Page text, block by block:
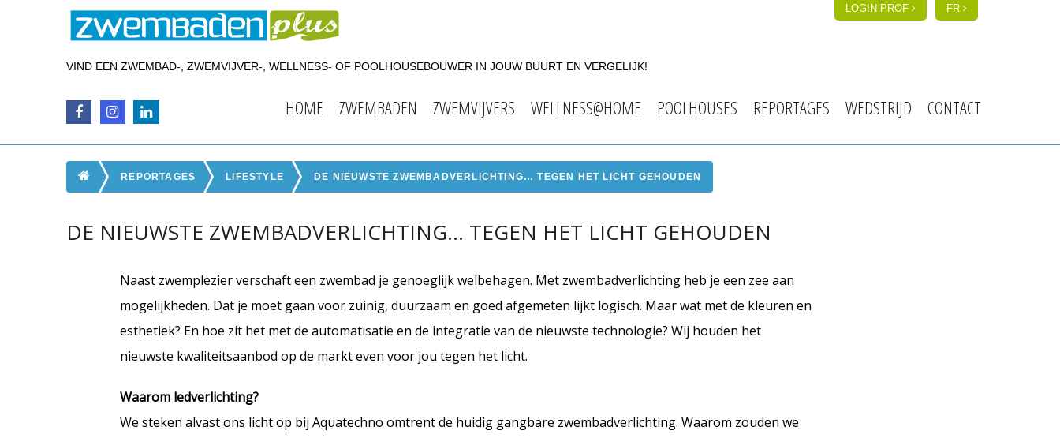
LOGIN PROF FR
VIND EEN ZWEMBAD-, ZWEMVIJVER-, WELLNESS- OF POOLHOUSEBOUWER IN JOUW BUURT EN VERGELIJK!
HOME ZWEMBADEN ZWEMVIJVERS WELLNESS@HOME POOLHOUSES REPORTAGES WEDSTRIJD CONTACT
REPORTAGES LIFESTYLE DE NIEUWSTE ZWEMBADVERLICHTING… TEGEN HET LICHT GEHOUDEN
DE NIEUWSTE ZWEMBADVERLICHTING… TEGEN HET LICHT GEHOUDEN
Naast zwemplezier verschaft een zwembad je genoeglijk welbehagen. Met zwembadverlichting heb je een zee aan
mogelijkheden. Dat je moet gaan voor zuinig, duurzaam en goed afgemeten lijkt logisch. Maar wat met de kleuren en
esthetiek? En hoe zit het met de automatisatie en de integratie van de nieuwste technologie? Wij houden het
nieuwste kwaliteitsaanbod op de markt even voor jou tegen het licht.
Waarom ledverlichting?
We steken alvast ons licht op bij Aquatechno omtrent de huidig gangbare zwembadverlichting. Waarom zouden we